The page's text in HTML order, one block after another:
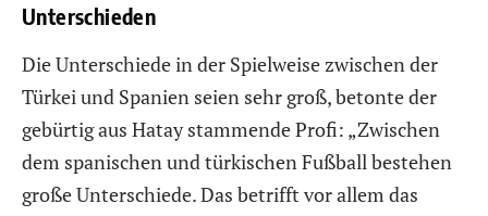
Unterschieden
Die Unterschiede in der Spielweise zwischen der
Türkei und Spanien seien sehr groß, betonte der
gebürtig aus Hatay stammende Profi: „Zwischen
dem spanischen und türkischen Fußball bestehen
große Unterschiede. Das betrifft vor allem das